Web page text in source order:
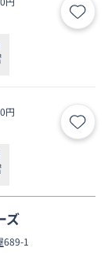
お気
円
お気
ズ
689-1